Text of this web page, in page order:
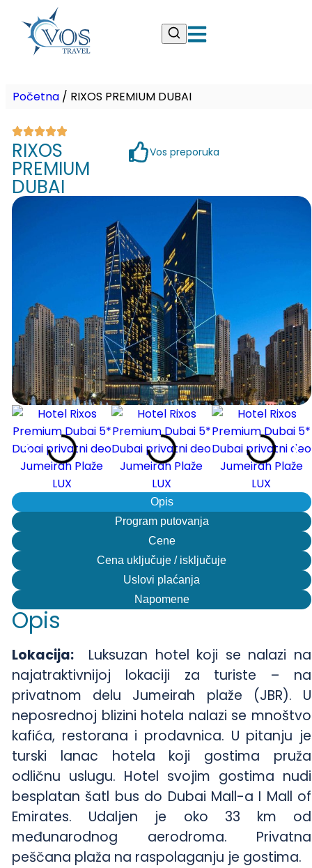
Početna / RIXOS PREMIUM DUBAI
RIXOS
PREMIUM
DUBAI
Vos preporuka
Opis
Program putovanja
Cene
Cena uključuje / isključuje
Uslovi plaćanja
Napomene
Opis
Lokacija:Luksuzan hotel koji se nalazi na
najatraktivnijoj lokaciji za turiste – na
privatnom delu Jumeirah plaže (JBR). U
neposrednoj blizini hotela nalazi se mnoštvo
kafića, restorana i prodavnica. U pitanju je
turski lanac hotela koji gostima pruža
odličnu uslugu. Hotel svojim gostima nudi
besplatan šatl bus do Dubai Mall-a I Mall of
Emirates. Udaljen je oko 33 km od
međunarodnog aerodroma. Privatna
peščana plaža na raspolaganju je gostima.